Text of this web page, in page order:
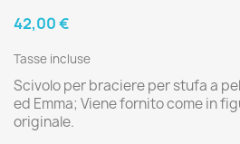
42,00 €
Tasse incluse
Scivolo per braciere per stufa a
ed Emma; Viene fornito come in
originale.